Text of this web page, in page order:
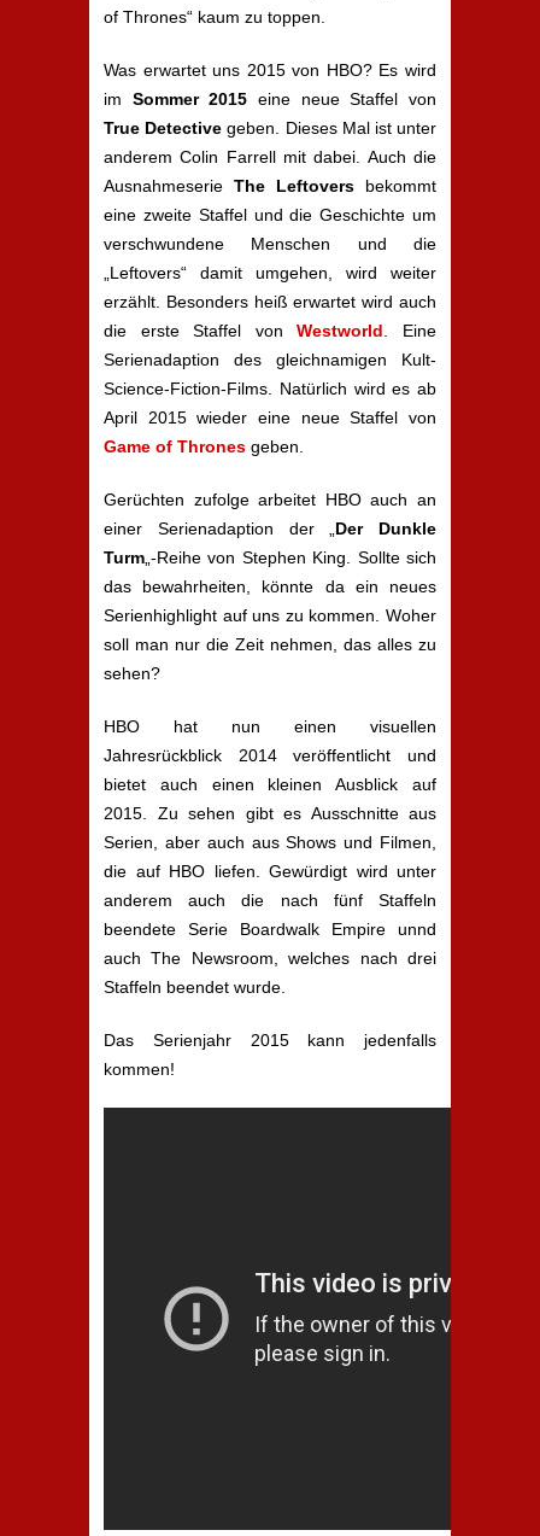
of Thrones“ kaum zu toppen.
Was erwartet uns 2015 von HBO? Es wird
im Sommer 2015 eine neue Staffel von
True Detective geben. Dieses Mal ist unter
anderem Colin Farrell mit dabei. Auch die
Ausnahmeserie The Leftovers bekommt
eine zweite Staffel und die Geschichte um
verschwundene Menschen und die
„Leftovers“ damit umgehen, wird weiter
erzählt. Besonders heiß erwartet wird auch
die erste Staffel vonWestworld . Eine
Serienadaption des gleichnamigen Kult-
Science-Fiction-Films. Natürlich wird es ab
April 2015 wieder eine neue Staffel von
Game of Thrones geben.
Gerüchten zufolge arbeitet HBO auch an
einer Serienadaption der „ Der Dunkle
Turm „-Reihe von Stephen King. Sollte sich
das bewahrheiten, könnte da ein neues
Serienhighlight auf uns zu kommen. Woher
soll man nur die Zeit nehmen, das alles zu
sehen?
HBO hat nun einen visuellen
Jahresrückblick 2014 veröffentlicht und
bietet auch einen kleinen Ausblick auf
2015. Zu sehen gibt es Ausschnitte aus
Serien, aber auch aus Shows und Filmen,
die auf HBO liefen. Gewürdigt wird unter
anderem auch die nach fünf Staffeln
beendete Serie Boardwalk Empire unnd
auch The Newsroom, welches nach drei
Staffeln beendet wurde.
Das Serienjahr 2015 kann jedenfalls
kommen!